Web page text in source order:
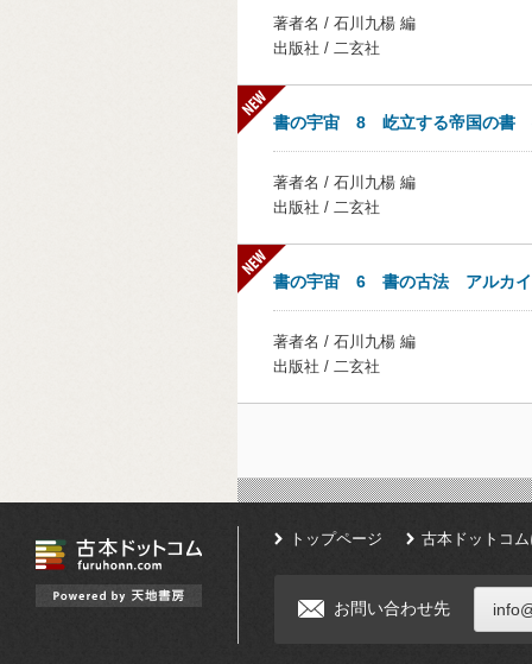
著者名 / 石川九楊 編
出版社 / 二玄社
書の宇宙 8 屹立する帝国の書
著者名 / 石川九楊 編
出版社 / 二玄社
書の宇宙 6 書の古法 アルカ
著者名 / 石川九楊 編
出版社 / 二玄社
トップページ 古本ドットコ
お問い合わせ先